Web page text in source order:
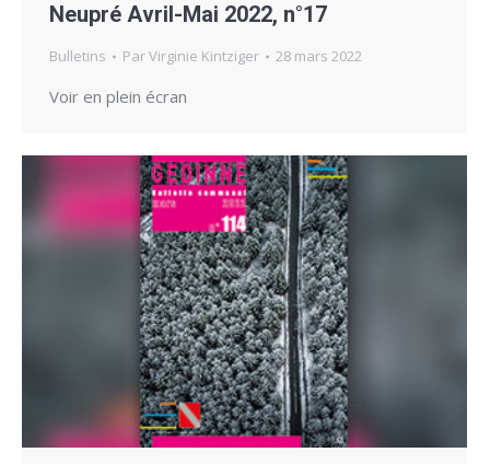
Neupré Avril-Mai 2022, n°17
Bulletins ParVirginie Kintziger 28 mars 2022
Voir en plein écran